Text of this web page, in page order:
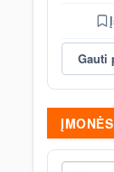
Gauti
ĮMONĖS